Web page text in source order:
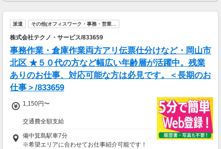
派遣 その他(オフィスワーク・事務・営業…
株式会社テクノ・サービス/833659
事務作業・倉庫作業両方アリ伝票仕分けなど・岡山市
北区 ★５０代の方など幅広い年齢層が活躍中。残業
ありのお仕事、対応可能な方は必見です。＜長期のお
仕事＞/833659
1,150円〜
交通費全額支給
即払い制度有
備中箕島駅車7分
※希望エリアに合わせてお仕事紹介可能です！